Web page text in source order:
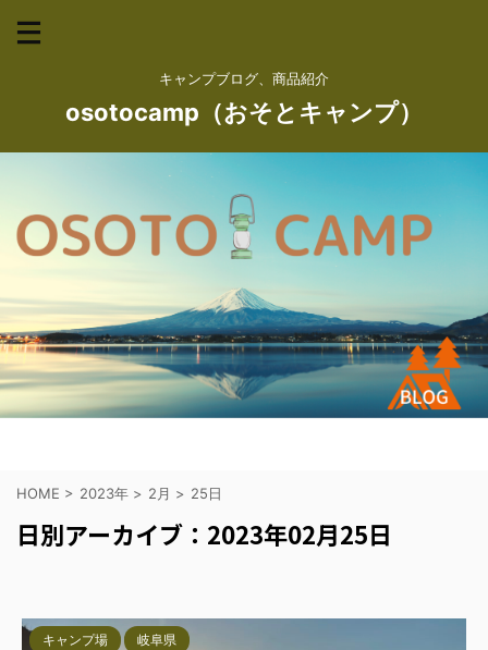
キャンプブログ、商品紹介
osotocamp（おそとキャンプ）
HOME > 2023年 > 2月 > 25日
日別アーカイブ：2023年02月25日
キャンプ場 岐阜県